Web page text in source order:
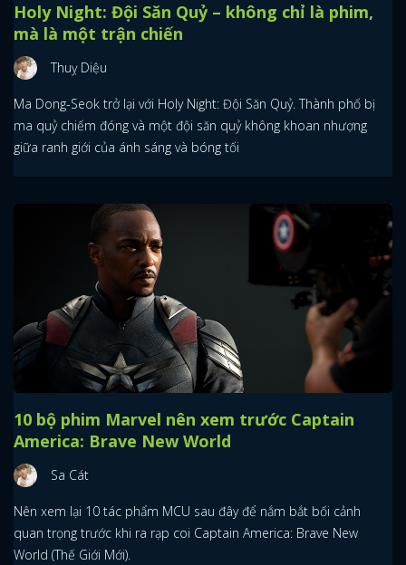
Holy Night: Đội Săn Quỷ – không chỉ là phim,
mà là một trận chiến
Thuỵ Diệu
Ma Dong-Seok trở lại với Holy Night: Đội Săn Quỷ. Thành phố bị
ma quỷ chiếm đóng và một đội săn quỷ không khoan nhượng
giữa ranh giới của ánh sáng và bóng tối
10 bộ phim Marvel nên xem trước Captain
America: Brave New World
Sa Cát
Nên xem lại 10 tác phẩm MCU sau đây để nắm bắt bối cảnh
quan trọng trước khi ra rạp coi Captain America: Brave New
World (Thế Giới Mới).